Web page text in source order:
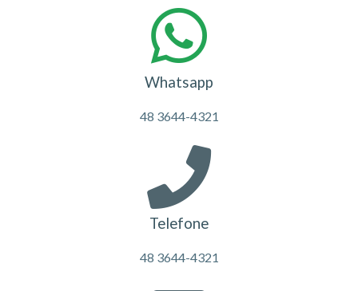
Whatsapp
48 3644-4321
Telefone
48 3644-4321